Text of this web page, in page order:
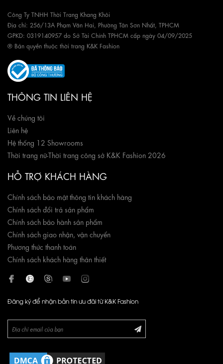
Công Ty TNHH Thời Trang Khang Khôi
Địa chỉ: 256/13A Phạm Văn Hai, Phường Tân Sơn Nhất, TPHCM
GPKD: 0319140957 do Sở Tài Chính TPHCM cấp ngày 04/09/2025
® Bản quyền thuộc thời trang K&K Fashion
THÔNG TIN LIÊN HỆ
Về chúng tôi
Liên hệ
Hệ thống 12 Showrooms
Thời trang nữ-Thời trang công sở K&K Fashion 2026
HỖ TRỢ KHÁCH HÀNG
Chính sách bảo mật thông tin khách hàng
Chính sách đổi trả sản phẩm
Chính sách bảo hành sản phẩm
Chính sách giao nhận, vận chuyển
Phương thức thanh toán
Chính sách khách hàng thân thiết
Đăng ký để nhận bản tin ưu đãi từ K&K Fashion